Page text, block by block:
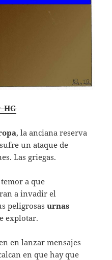
, la anciana reserva
un ataque de
Las griegas.
a que
a invadir el
peligrosasurnas
explotar.
en lanzar mensajes
en que hay que